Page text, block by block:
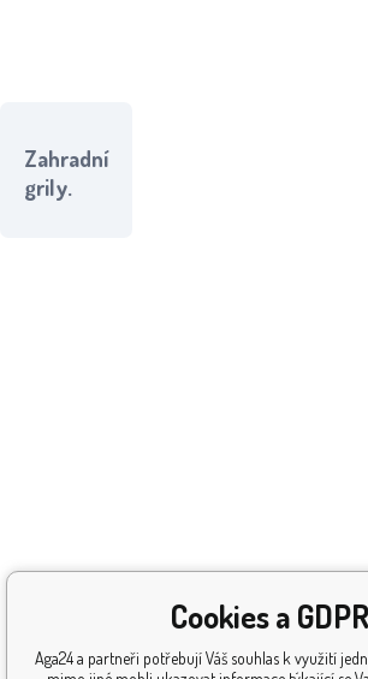
Zahradní
grily.
Cookies a GDPR
Aga24 a partneři potřebují Váš souhlas k využití